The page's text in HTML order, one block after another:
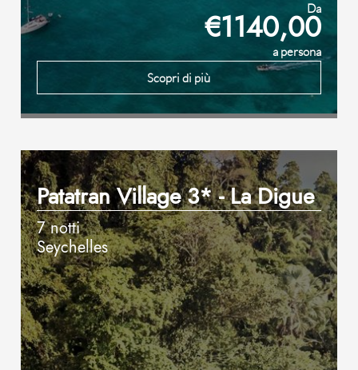
Da
€1140,00
a persona
Scopri di più
Patatran Village 3* - La Digue
7 notti
Seychelles